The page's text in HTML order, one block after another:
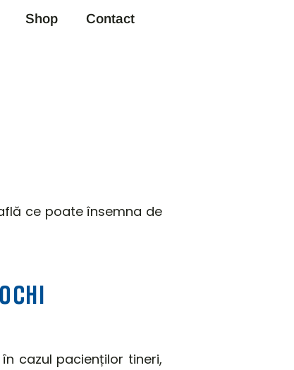
Shop Contact
ce poate însemna de
cazul pacienților tineri,